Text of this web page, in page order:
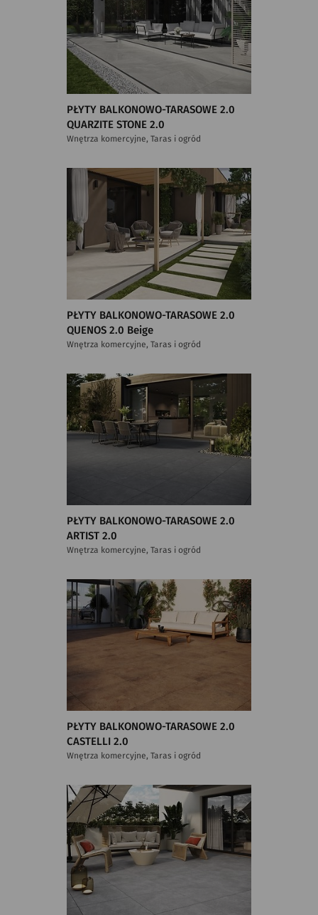
PŁYTY BALKONOWO-TARASOWE 2.0
QUARZITE STONE 2.0
Wnętrza komercyjne, Taras i ogród
PŁYTY BALKONOWO-TARASOWE 2.0
QUENOS 2.0 Beige
Wnętrza komercyjne, Taras i ogród
PŁYTY BALKONOWO-TARASOWE 2.0
ARTIST 2.0
Wnętrza komercyjne, Taras i ogród
PŁYTY BALKONOWO-TARASOWE 2.0
CASTELLI 2.0
Wnętrza komercyjne, Taras i ogród